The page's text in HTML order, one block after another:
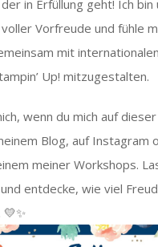
in Erfüllung geht! Ich bin
Vorfreude und fühle
mit
Up! mitzugestalten.
wenn du mich auf
Blog, auf Instagram
meiner Workshops.
entdecke, wie viel